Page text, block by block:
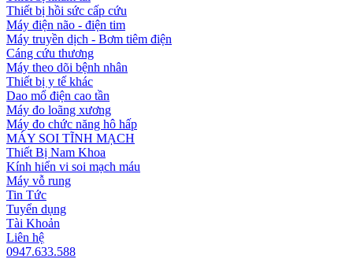
Thiết bị hồi sức cấp cứu
Máy điện não - điện tim
Máy truyền dịch - Bơm tiêm điện
Cáng cứu thương
Máy theo dõi bệnh nhân
Thiết bị y tế khác
Dao mổ điện cao tần
Máy đo loãng xương
Máy đo chức năng hô hấp
MÁY SOI TĨNH MẠCH
Thiết Bị Nam Khoa
Kính hiển vi soi mạch máu
Máy vỗ rung
Tin Tức
Tuyển dụng
Tài Khoản
Liên hệ
0947.633.588